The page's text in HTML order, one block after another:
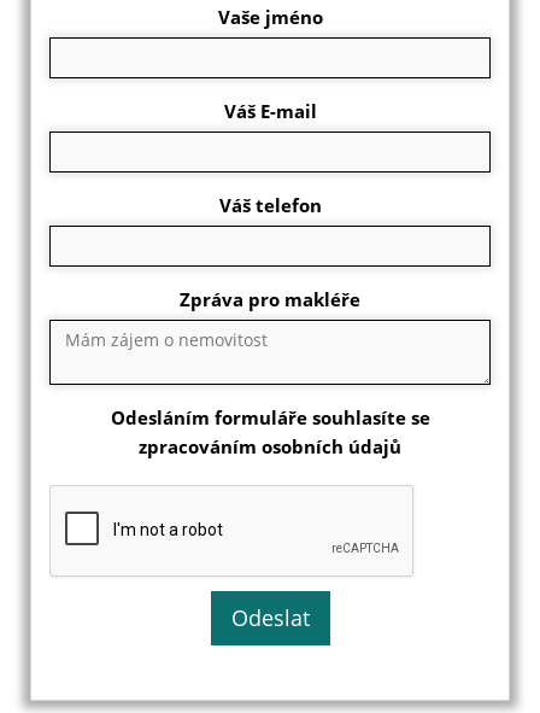
Vaše jméno
Váš E-mail
Váš telefon
Zpráva pro makléře
Odesláním formuláře souhlasíte se
zpracováním osobních údajů